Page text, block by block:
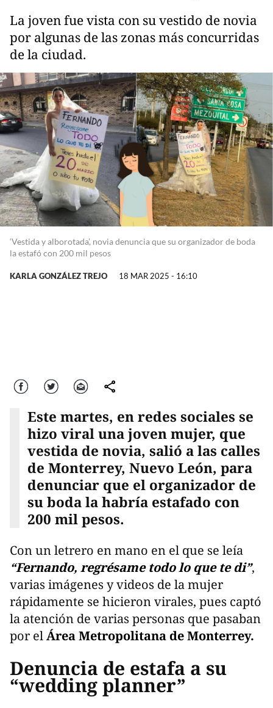
La joven fue vista con su vestido de novia
por algunas de las zonas más concurridas
de la ciudad.
‘Vestida y alborotada’, novia denuncia que su organizador de boda
la estafó con 200 mil pesos
KARLA GONZÁLEZ TREJO 18 MAR 2025 - 16:10
Facebook Twitter Correo comparte
Este martes, en redes sociales se
hizo viral una joven mujer, que
vestida de novia, salió a las calles
de Monterrey, Nuevo León, para
denunciar que el organizador de
su boda la habría estafado con
200 mil pesos.
Con un letrero en mano en el que se leía
“Fernando, regrésame todo lo que te di”,
varias imágenes y videos de la mujer
rápidamente se hicieron virales, pues captó
la atención de varias personas que pasaban
por elÁrea Metropolitana de Monterrey.
Denuncia de estafa a su
“wedding planner”